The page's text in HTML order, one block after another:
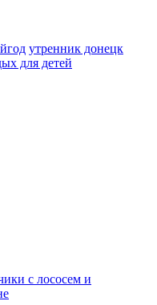
утренник донецк
для детей